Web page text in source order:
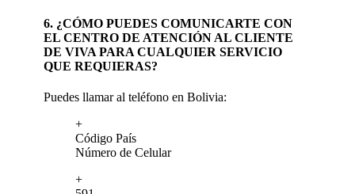
6. ¿CÓMO PUEDES COMUNICARTE CON
EL CENTRO DE ATENCIÓN AL CLIENTE
DE VIVA PARA CUALQUIER SERVICIO
QUE REQUIERAS?
Puedes llamar al teléfono en Bolivia:
+
Código País
Número de Celular
+